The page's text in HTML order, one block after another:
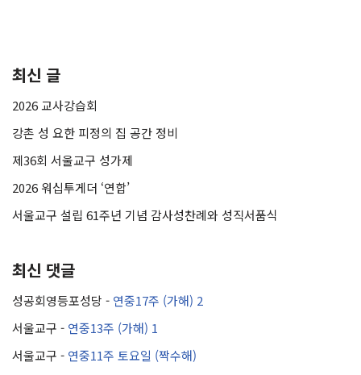
최신 글
2026 교사강습회
강촌 성 요한 피정의 집 공간 정비
제36회 서울교구 성가제
2026 워십투게더 ‘연합’
서울교구 설립 61주년 기념 감사성찬례와 성직서품식
최신 댓글
성공회영등포성당 - 연중17주 (가해) 2
서울교구 - 연중13주 (가해) 1
서울교구 - 연중11주 토요일 (짝수해)